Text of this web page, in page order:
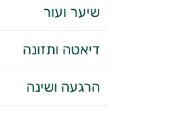
שיער ועור
דיאטה ותזונה
הרגעה ושינה